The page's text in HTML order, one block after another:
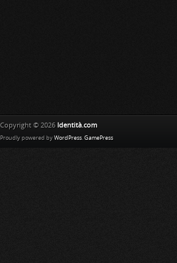
Copyright © 2026 Identità.com
Proudly powered by WordPress. GamePress